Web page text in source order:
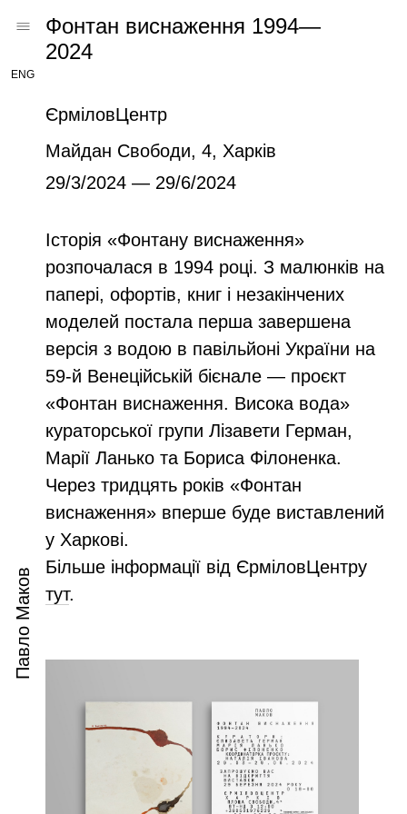
Фонтан виснаження 1994—
2024
ENG
Павло Маков
ЄрміловЦентр
Майдан Свободи, 4, Харків
29/3/2024 — 29/6/2024
Історія «Фонтану виснаження»
розпочалася в 1994 році. З малюнків на
папері, офортів, книг і незакінчених
моделей постала перша завершена
версія з водою в павільйоні України на
59-й Венеційській бієнале — проєкт
«Фонтан виснаження. Висока вода»
кураторської групи Лізавети Герман,
Марії Ланько та Бориса Філоненка.
Через тридцять років «Фонтан
виснаження» вперше буде виставлений
у Харкові.
Більше інформації від ЄрміловЦентру
тут.